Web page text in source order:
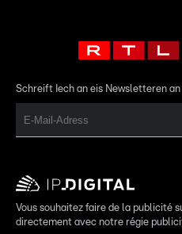
Schreift Iech an eis Newsletteren an
Vous souhaitez faire de la publicité
directement avec notre régie